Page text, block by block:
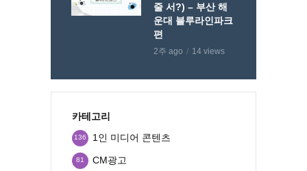
줄 서?) – 부산 해
운대 블루라인파크
편
2주 ago 14 views
카테고리
1인 미디어 콘텐츠
136
CM광고
81